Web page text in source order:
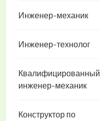
Инженер-механик
Инженер-технолог
Квалифицированный
инженер-механик
Конструктор по